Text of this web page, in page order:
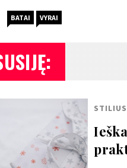
BATAI VYRAI